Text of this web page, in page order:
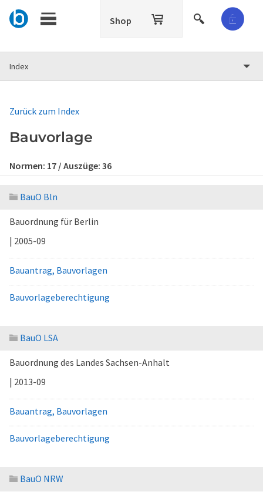
Shop
Index
Zurück zum Index
Bauvorlage
Normen: 17 / Auszüge: 36
BauO Bln
Bauordnung für Berlin
| 2005-09
Bauantrag, Bauvorlagen
Bauvorlageberechtigung
BauO LSA
Bauordnung des Landes Sachsen-Anhalt
| 2013-09
Bauantrag, Bauvorlagen
Bauvorlageberechtigung
BauO NRW